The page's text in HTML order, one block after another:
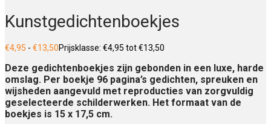
Kunstgedichtenboekjes
€4,95 - €13,50Prijsklasse: €4,95 tot €13,50
Deze gedichtenboekjes zijn gebonden in een luxe, harde
omslag. Per boekje 96 pagina’s gedichten, spreuken en
wijsheden aangevuld met reproducties van zorgvuldig
geselecteerde schilderwerken. Het formaat van de
boekjes is 15 x 17,5 cm.